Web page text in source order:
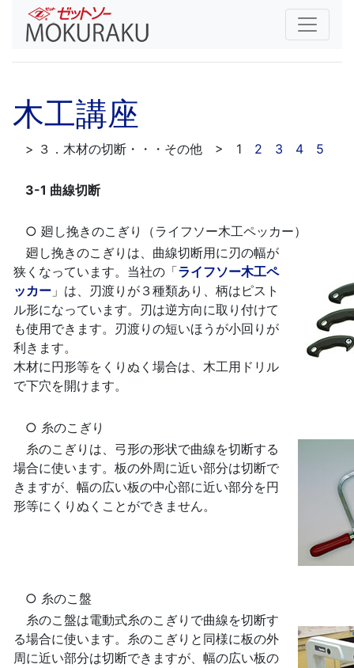
木工講座
> ３．木材の切断・・・その他 > 1 2 3 4 5
3-1 曲線切断
○ 廻し挽きのこぎり（ライフソー木工ペッカー）
廻し挽きのこぎりは、曲線切断用に刃の幅が
狭くなっています。当社の「ライフソー木工ペ
ッカー 」は、刃渡りが３種類あり、柄はピスト
ル形になっています。刃は逆方向に取り付けて
も使用できます。刃渡りの短いほうが小回りが
利きます。
木材に円形等をくりぬく場合は、木工用ドリル
で下穴を開けます。
○ 糸のこぎり
糸のこぎりは、弓形の形状で曲線を切断する
場合に使います。板の外周に近い部分は切断で
きますが、幅の広い板の中心部に近い部分を円
形等にくりぬくことができません。
○ 糸のこ盤
糸のこ盤は電動式糸のこぎりで曲線を切断す
る場合に使います。糸のこぎりと同様に板の外
周に近い部分は切断できますが、幅の広い板の